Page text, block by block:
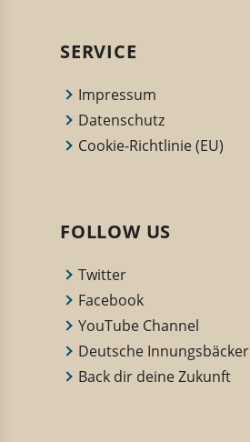
SERVICE
Impressum
Datenschutz
Cookie-Richtlinie (EU)
FOLLOW US
Twitter
Facebook
YouTube Channel
Deutsche Innungsbäcker
Back dir deine Zukunft